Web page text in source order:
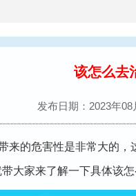
该怎么去
发布日期：2023年08
来的危害性是非常大的
大家来了解一下具体该怎